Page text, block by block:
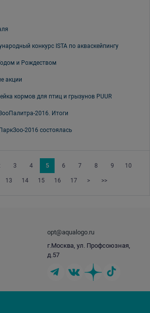
конкурс ISTA по акваскейпингу
и Рождеством
акции
кормов для птиц и грызунов PUUR
2016. Итоги
2016 состоялась
3 4 5 6 7 8 9 10
13 14 15 16 17 > >>
opt@aqualogo.ru
г.Москва, ул. Профсоюзная,
д.57